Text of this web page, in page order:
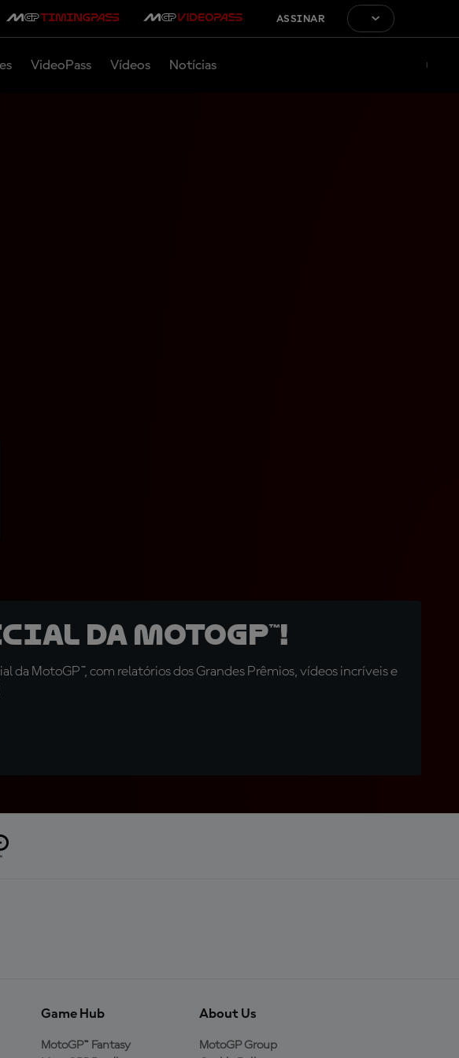
ASSINAR
VideoPass Vídeos Notícias
da MotoGP™!
da MotoGP™, com relatórios dos Grandes Prêmios, vídeos incríveis e
Game Hub
MotoGP™ Fantasy
About Us
MotoGP Group